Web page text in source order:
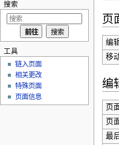
页
编
移
编
页
页
最
搜索
工具
链入页面
相关更改
特殊页面
页面信息